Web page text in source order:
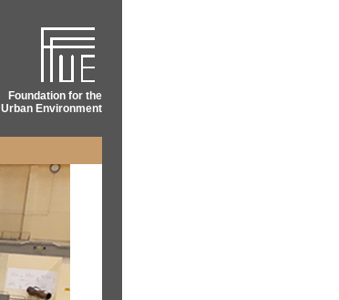
Foundation for the
Urban Environment